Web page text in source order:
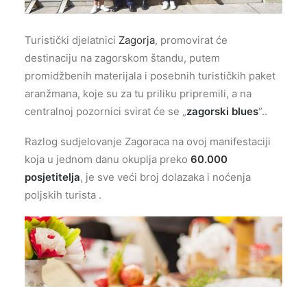
Turistički djelatnici Zagorja, promovirat će
destinaciju na zagorskom štandu, putem
promidžbenih materijala i posebnih turističkih paket
aranžmana, koje su za tu priliku pripremili, a na
centralnoj pozornici svirat će se „zagorski blues“..
Razlog sudjelovanje Zagoraca na ovoj manifestaciji
koja u jednom danu okuplja preko 60.000
posjetitelja, je sve veći broj dolazaka i noćenja
poljskih turista .